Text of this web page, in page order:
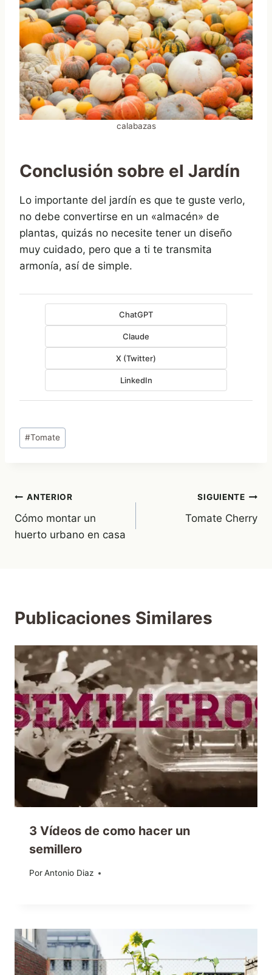
calabazas
Conclusión sobre el Jardín
Lo importante del jardín es que te guste verlo,
no debe convertirse en un «almacén» de
plantas, quizás no necesite tener un diseño
muy cuidado, pero que a ti te transmita
armonía, así de simple.
ChatGPT
Claude
X (Twitter)
LinkedIn
Etiquetas
de
#Tomate
Navegación
de
ANTERIOR
Cómo montar un
huerto urbano en casa
SIGUIENTE
Tomate Cherry
Publicaciones Similares
3 Vídeos de como hacer un
semillero
PorAntonio Diaz
18/03/2014